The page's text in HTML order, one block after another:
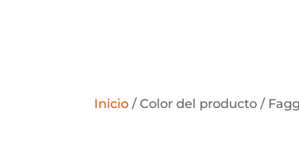
Inicio / Color del producto /